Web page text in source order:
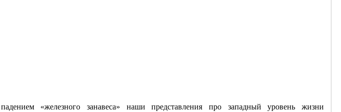
«железного занавеса» наши представления про западный уровень жизни